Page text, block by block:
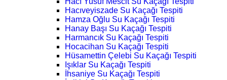
Hacıveyiszade Su Kaçağı Tespiti
Hamza Oğlu Su Kaçağı Tespiti
Hanay Başı Su Kaçağı Tespiti
Harmancık Su Kaçağı Tespiti
Hocacihan Su Kaçağı Tespiti
Hüsamettin Çelebi Su Kaçağı Tespiti
Işıklar Su Kaçağı Tespiti
İhsaniye Su Kaçağı Tespiti